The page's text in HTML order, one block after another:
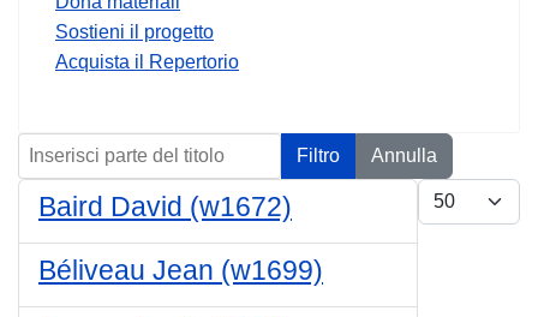
Sostieni il progetto
Acquista il Repertorio
Inserisci parte del titolo Filtro
Annulla
Visualizza n.
Baird David (w1672)
Béliveau Jean (w1699)